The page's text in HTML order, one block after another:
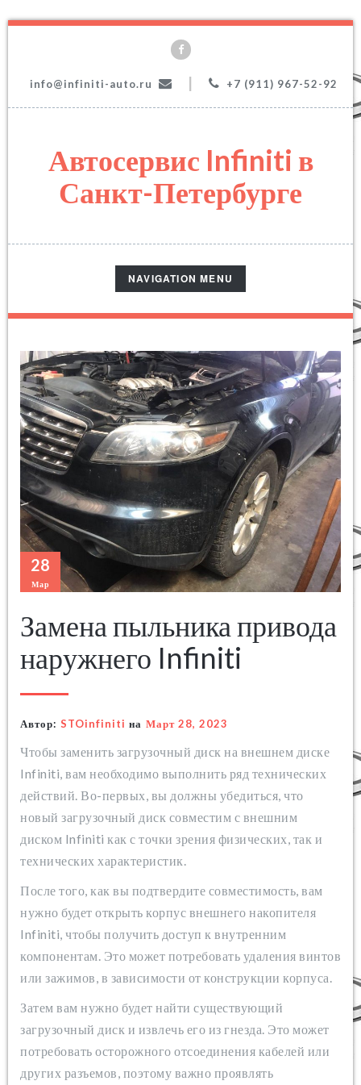
info@infiniti-auto.ru +7 (911) 967-52-92
Автосервис Infiniti в
Санкт-Петербурге
TOGGLE
NAVIGATION
NAVIGATION MENU
28
Мар
Замена пыльника привода
наружнего Infiniti
Автор: STOinfiniti на Март 28, 2023
Чтобы заменить загрузочный диск на внешнем диске
Infiniti, вам необходимо выполнить ряд технических
действий. Во-первых, вы должны убедиться, что
новый загрузочный диск совместим с внешним
диском Infiniti как с точки зрения физических, так и
технических характеристик.
После того, как вы подтвердите совместимость, вам
нужно будет открыть корпус внешнего накопителя
Infiniti, чтобы получить доступ к внутренним
компонентам. Это может потребовать удаления винтов
или зажимов, в зависимости от конструкции корпуса.
Затем вам нужно будет найти существующий
загрузочный диск и извлечь его из гнезда. Это может
потребовать осторожного отсоединения кабелей или
других разъемов, поэтому важно проявлять